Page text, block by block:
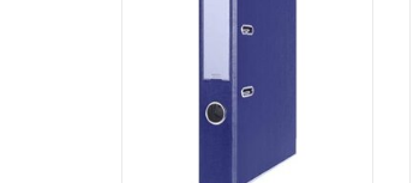
TOEVOEGEN AAN